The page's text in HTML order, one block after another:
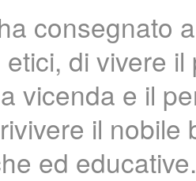
consegnato
di vivere
vicenda e il
il
ed educative.